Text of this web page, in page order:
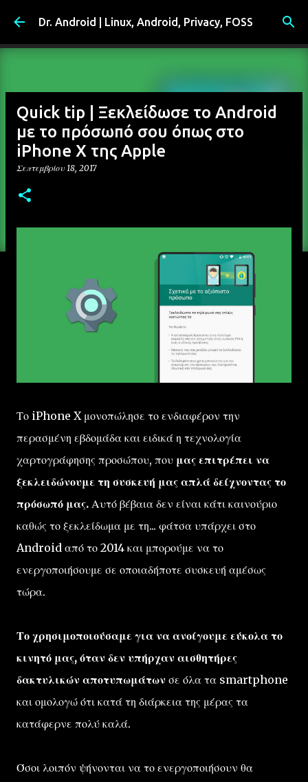
Μετάβαση στο κύριο περιεχόμενο
Dr. Android | Linux, Android, Privacy, FOSS
Quick tip | Ξεκλείδωσε το Android
με το πρόσωπό σου όπως στο
iPhone X της Apple
Σεπτεμβρίου 18, 2017
Το iPhone X μονοπώλησε το ενδιαφέρον την
περασμένη εβδομάδα και ειδικά η τεχνολογία
χαρτογράφησης προσώπου, που μας επιτρέπει να
ξεκλειδώνουμε τη συσκευή μας απλά δείχνοντας το
πρόσωπό μας. Αυτό βέβαια δεν είναι κάτι καινούριο
καθώς το ξεκλείδωμα με τη... φάτσα υπάρχει στο
Android από το 2014 και μπορούμε να το
ενεργοποιήσουμε σε οποιαδήποτε συσκευή αμέσως
τώρα.
Το χρησιμοποιούσαμε για να ανοίγουμε εύκολα το
κινητό μας, όταν δεν υπήρχαν αισθητήρες
δακτυλικών αποτυπωμάτων σε όλα τα smartphone
και ομολογώ ότι κατά τη διάρκεια της μέρας τα
κατάφερνε πολύ καλά.
Όσοι λοιπόν ψήνονται να το ενεργοποιήσουν θα